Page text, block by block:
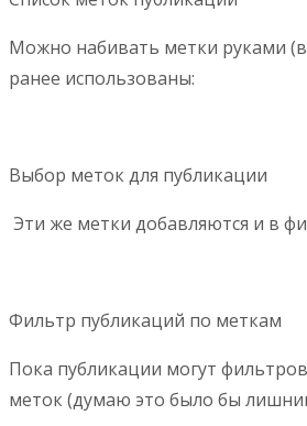
Можно набивать метки руками
ранее использованы:
Выбор меток для публикации
Эти же метки добавляются и в
Фильтр публикаций по меткам
Пока публикации могут
меток (думаю это было бы